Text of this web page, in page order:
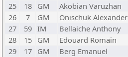
25
18 GM Akobian Varuzhan
26
7 GM Onischuk Alexander
27
59 IM Bellaiche Anthony
28
15 GM Edouard Romain
29
17 GM Berg Emanuel